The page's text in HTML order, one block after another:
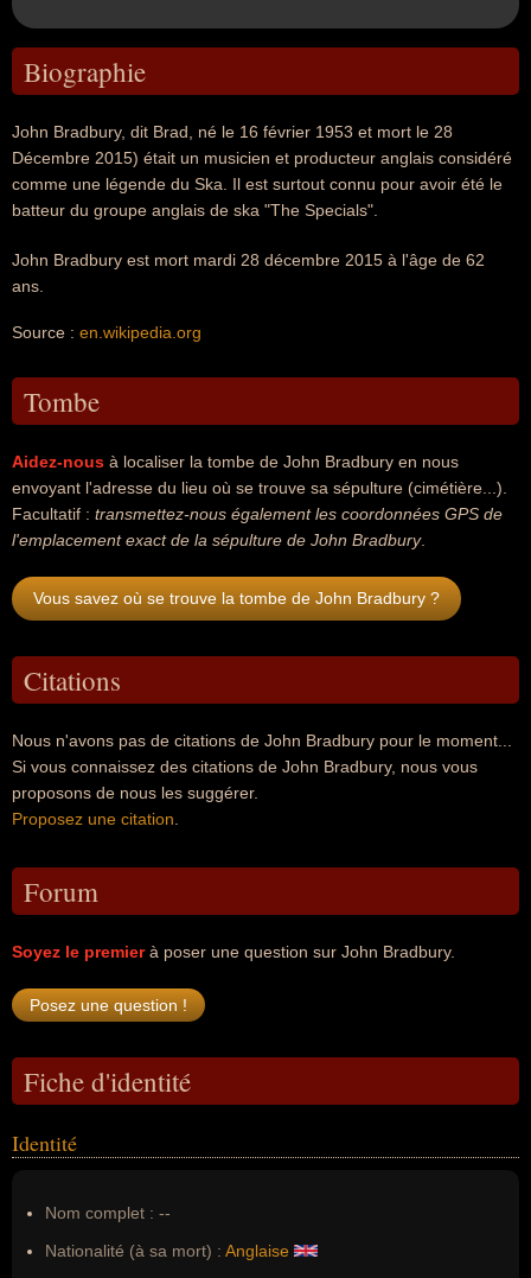
Biographie
John Bradbury, dit Brad, né le 16 février 1953 et mort le 28
Décembre 2015) était un musicien et producteur anglais considéré
comme une légende du Ska. Il est surtout connu pour avoir été le
batteur du groupe anglais de ska "The Specials".
John Bradbury est mort mardi 28 décembre 2015 à l'âge de 62
ans.
Source : en.wikipedia.org
Tombe
Aidez-nous à localiser la tombe de John Bradbury en nous
envoyant l'adresse du lieu où se trouve sa sépulture (cimétière...).
Facultatif : transmettez-nous également les coordonnées GPS de
l'emplacement exact de la sépulture de John Bradbury.
Vous savez où se trouve la tombe de John Bradbury ?
Citations
Nous n'avons pas de citations de John Bradbury pour le moment...
Si vous connaissez des citations de John Bradbury, nous vous
proposons de nous les suggérer.
Proposez une citation
Forum
Soyez le premierà poser une question sur John Bradbury.
Fiche d'identité
Identité
Nom complet : --
Nationalité (à sa mort) : Anglaise